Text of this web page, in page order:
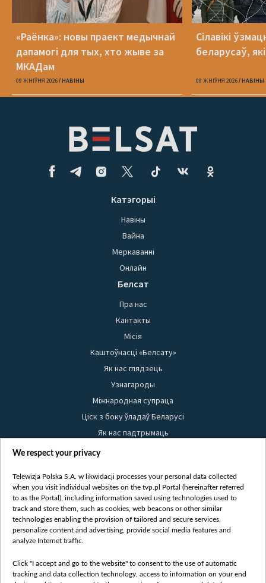
«Раёнка»: новы праект медычнай
дапамогі для тых, хто жыве за
МКАДам
09 ЖНІЎНЯ 2026 НАВІНЫ
Сілавікі
беларусаў,
09 ЖНІЎНЯ 2026 НАВІНЫ
Катэгорыі
Навіны
Вайна
Меркаванні
Онлайн
Белсат
Пра нас
Кантакты
Місія
Каштоўнасці «Белсату»
Як нас глядзець
Узнагароды
Міжнародная супраца
Ціск з боку ўладаў Беларусі
Як нас падтрымаць
Правілы выкарыстання матэрыялаў
Бяспека
Youtube
Белсат news
Белсат Shorts
Жэстачайшы мульт
We respect your privacy
Telewizja Polska S.A. w likwidacji processes your personal data collected
when you visit individual websites on the tvp.pl Portal (hereinafter referred
to as the Portal), including information saved using technologies used to
track and store them, such as cookies, web beacons or other similar
technologies enabling the provision of tailored and secure services,
personalize content and advertising, provide social media features and
analyze Internet traffic.
Click "I accept and go to the website" to consent to the use of automatic
tracking and data collection technology, access to information on your end